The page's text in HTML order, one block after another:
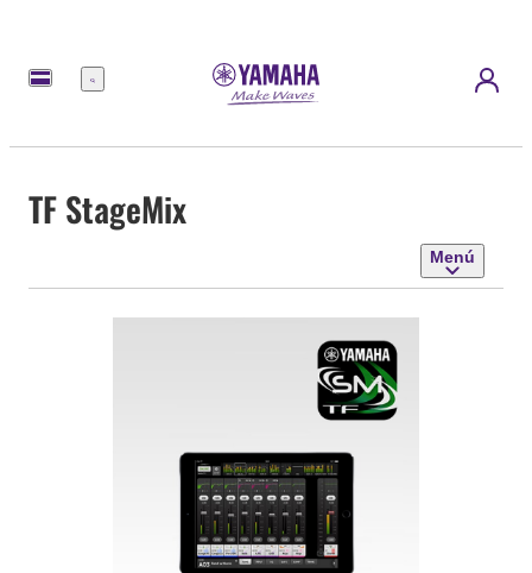
Menú
TF StageMix
Menú